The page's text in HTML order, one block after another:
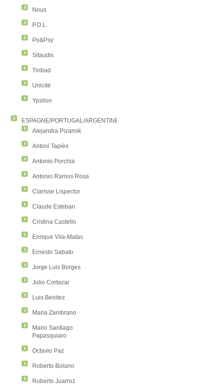
Nous
P.O.L.
Po&Psy
Sitaudis
Tinbad
Unicité
Ypsilon
ESPAGNE/PORTUGAL/ARGENTINE/COLOMBIE
Alejandra Pizarnik
Antoni Tapiès
Antonio Porchia
Antonio Ramos Rosa
Clarisse Lispector
Claude Esteban
Cristina Castello
Enrique Vila-Matas
Ernesto Sabato
Jorge Luis Borges
Julio Cortazar
Luis Benitez
Maria Zambrano
Mario Santiago
Papasquiaro
Octavio Paz
Roberto Bolano
Roberto Juarroz